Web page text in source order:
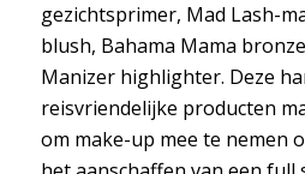
gezichtsprimer, Mad Lash-
blush, Bahama Mama
Manizer highlighter. Deze
reisvriendelijke producten
om make-up mee te nemen